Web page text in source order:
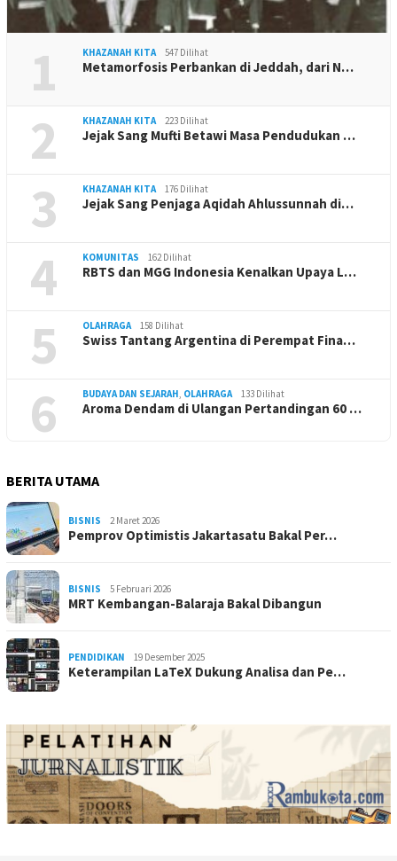
1 KHAZANAH KITA 547 Dilihat
Metamorfosis Perbankan di Jeddah, dari N…
2 KHAZANAH KITA 223 Dilihat
Jejak Sang Mufti Betawi Masa Pendudukan …
3 KHAZANAH KITA 176 Dilihat
Jejak Sang Penjaga Aqidah Ahlussunnah di…
4 KOMUNITAS 162 Dilihat
RBTS dan MGG Indonesia Kenalkan Upaya L…
5 OLAHRAGA 158 Dilihat
Swiss Tantang Argentina di Perempat Fina…
6 BUDAYA DAN SEJARAH, OLAHRAGA 133 Dilihat
Aroma Dendam di Ulangan Pertandingan 60 …
BERITA UTAMA
BISNIS 2 Maret 2026
Pemprov Optimistis Jakartasatu Bakal Per…
BISNIS 5 Februari 2026
MRT Kembangan-Balaraja Bakal Dibangun
PENDIDIKAN 19 Desember 2025
Keterampilan LaTeX Dukung Analisa dan Pe…